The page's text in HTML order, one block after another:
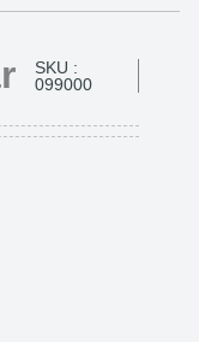
SKU :
099000